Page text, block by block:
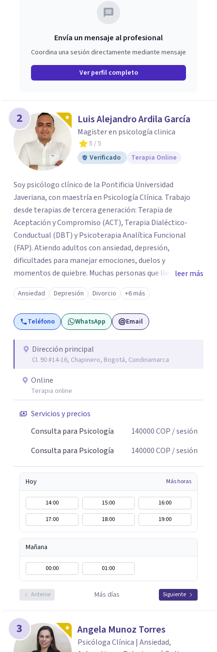
Envía un mensaje al profesional
Coordina una sesión directamente mediante mensaje
Ver perfil completo
2 Luis Alejandro Ardila García
Magister en psicología clinica
5 / 5
Verificado
Terapia Online
Soy psicólogo clínico de la Pontificia Universidad
Javeriana, con maestría en Psicología Clínica. Trabajo
desde terapias de tercera generación: Terapia de
Aceptación y Compromiso (ACT), Terapia Dialéctico-
Conductual (DBT) y Psicoterapia Analítica Funcional
(FAP). Atiendo adultos con ansiedad, depresión,
dificultades para manejar emociones, duelos y
momentos de quiebre. Muchas personas que llegan a
consulta no solo cargan con un síntoma: sienten que sus
propias reacciones emocionales les complican más la
vida. Desde ahí trabajamos. No busco eliminar el
malestar a la fuerza. Prefiero entender qué lo sostiene y
forma presencial y también online.
leer más
Ansiedad Depresión Divorcio +6 más
Teléfono WhatsApp Email
Dirección principal
Cl. 90 #14-16, Chapinero, Bogotá, Cundinamarca
Online
Terapia online
Servicios y precios
Consulta para Psicología
140000COP / sesión
Consulta para Psicología
140000COP / sesión
Hoy Más horas
14:00 15:00
16:00
17:00
18:00 19:00
Mañana
00:00 01:00
Anterior Más días Siguiente
3 Angela Munoz Torres
Psicóloga Clínica | Ansiedad,